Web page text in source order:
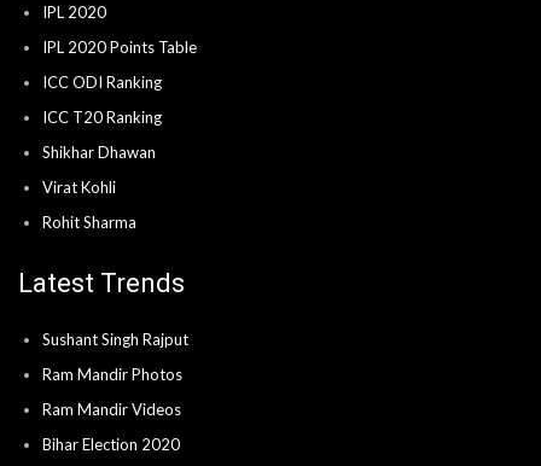
IPL 2020
IPL 2020 Points Table
ICC ODI Ranking
ICC T20 Ranking
Shikhar Dhawan
Virat Kohli
Rohit Sharma
Latest Trends
Sushant Singh Rajput
Ram Mandir Photos
Ram Mandir Videos
Bihar Election 2020